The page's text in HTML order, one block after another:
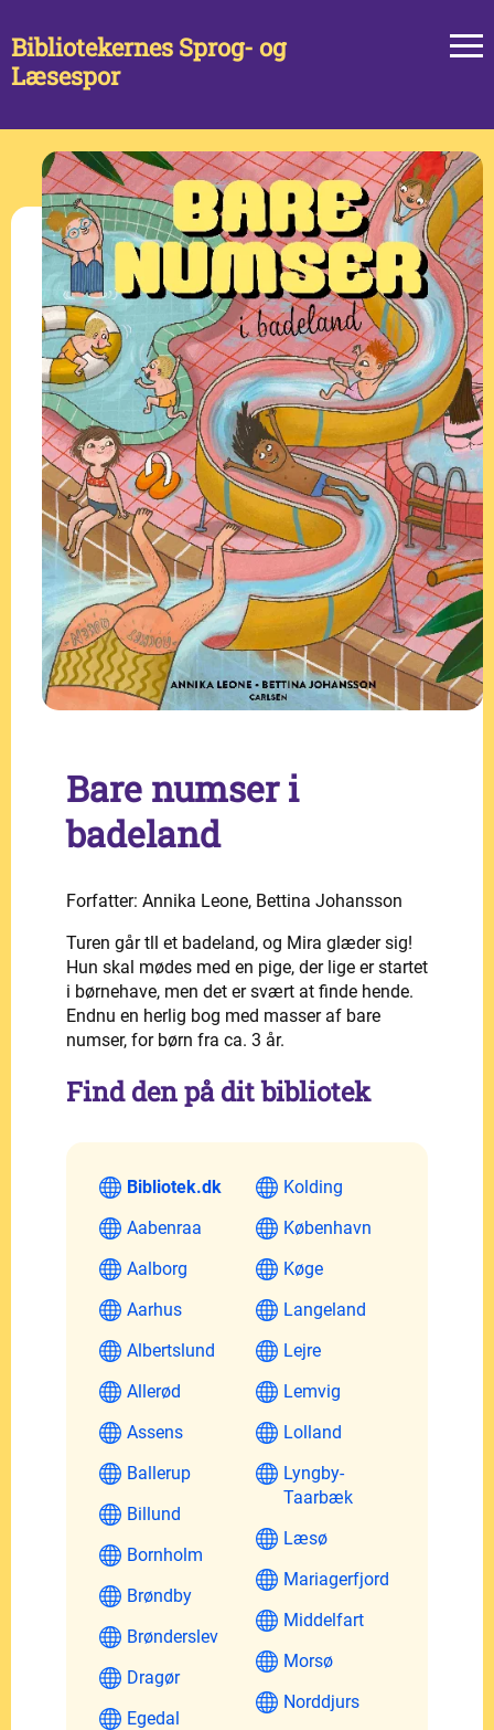
Bibliotekernes Sprog- og
Læsespor
Bare numser i
badeland
Forfatter: Annika Leone, Bettina Johansson
Turen går tll et badeland, og Mira glæder sig!
Hun skal mødes med en pige, der lige er startet
i børnehave, men det er svært at finde hende.
Endnu en herlig bog med masser af bare
numser, for børn fra ca. 3 år.
Find den på dit bibliotek
Bibliotek.dk
Aabenraa
Aalborg
Aarhus
Albertslund
Allerød
Assens
Ballerup
Billund
Bornholm
Brøndby
Brønderslev
Dragør
Egedal
Kolding
København
Køge
Langeland
Lejre
Lemvig
Lolland
Lyngby-
Taarbæk
Læsø
Mariagerfjord
Middelfart
Morsø
Norddjurs